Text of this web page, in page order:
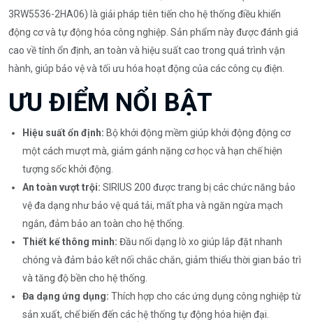
3RW5536-2HA06) là giải pháp tiên tiến cho hệ thống điều khiển
động cơ và tự động hóa công nghiệp. Sản phẩm này được đánh giá
cao về tính ổn định, an toàn và hiệu suất cao trong quá trình vận
hành, giúp bảo vệ và tối ưu hóa hoạt động của các công cụ điện.
ƯU ĐIỂM NỔI BẬT
Hiệu suất ổn định: Bộ khởi động mềm giúp khởi động động cơ
một cách mượt mà, giảm gánh nặng cơ học và hạn chế hiện
tượng sốc khởi động.
An toàn vượt trội: SIRIUS 200 được trang bị các chức năng bảo
vệ đa dạng như bảo vệ quá tải, mất pha và ngăn ngừa mạch
ngắn, đảm bảo an toàn cho hệ thống.
Thiết kế thông minh: Đầu nối dạng lò xo giúp lắp đặt nhanh
chóng và đảm bảo kết nối chắc chắn, giảm thiểu thời gian bảo trì
và tăng độ bền cho hệ thống.
Đa dạng ứng dụng: Thích hợp cho các ứng dụng công nghiệp từ
sản xuất, chế biến đến các hệ thống tự động hóa hiện đại.